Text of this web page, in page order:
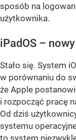
sposób na
użytkownika.
iPadOS –
Stało się. System
w porównaniu do
że Apple
i rozpocząć pracę
Od dziś
systemu